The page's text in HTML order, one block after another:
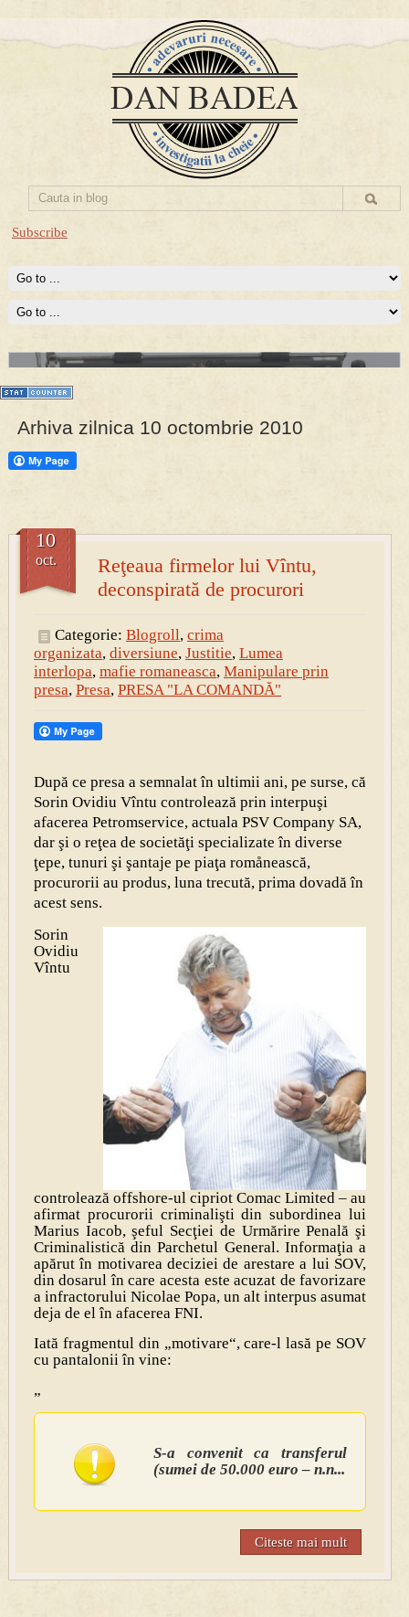
Subscribe
PRESA
Permise pentru vânătoarea de porci în costume, cu gulere albe
Arhiva zilnica 10 octombrie 2010
Reţeaua firmelor lui Vîntu,
deconspirată de procurori
10
oct.
Categorie: Blogroll, crima
organizata, diversiune, Justitie, Lumea
interlopa, mafie romaneasca, Manipulare prin
presa, Presa, PRESA "LA COMANDĂ"
După ce presa a semnalat în ultimii ani, pe surse, că
Sorin Ovidiu Vîntu controlează prin interpuşi
afacerea Petromservice, actuala PSV Company SA,
dar şi o reţea de societăţi specializate în diverse
ţepe, tunuri şi şantaje pe piaţa romånească,
procurorii au produs, luna trecută, prima dovadă în
acest sens.
Sorin
Ovidiu
Vîntu
controlează offshore-ul cipriot Comac Limited – au
afirmat procurorii criminalişti din subordinea lui
Marius Iacob, şeful Secţiei de Urmărire Penală şi
Criminalistică din Parchetul General. Informaţia a
apărut în motivarea deciziei de arestare a lui SOV,
din dosarul în care acesta este acuzat de favorizare
a infractorului Nicolae Popa, un alt interpus asumat
deja de el în afacerea FNI.
Iată fragmentul din „motivare“, care-l lasă pe SOV
cu pantalonii în vine:
„
S-a convenit ca transferul
(sumei de 50.000 euro – n.n...
Citeste mai mult